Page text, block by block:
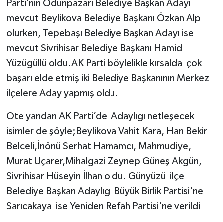
Parti’nin Odunpazarı Belediye Başkan Adayı
mevcut Beylikova Belediye Başkanı Özkan Alp
olurken, Tepebaşı Belediye Başkan Adayı ise
mevcut Sivrihisar Belediye Başkanı Hamid
Yüzügüllü oldu.AK Parti böylelikle kırsalda çok
başarı elde etmiş iki Belediye Başkanının Merkez
ilçelere Aday yapmış oldu.
Öte yandan AK Parti’de Adaylıgı netleşecek
isimler de şöyle;Beylikova Vahit Kara, Han Bekir
Belceli,İnönü Serhat Hamamcı, Mahmudiye,
Murat Uçarer,Mihalgazi Zeynep Güneş Akgün,
Sivrihisar Hüseyin İlhan oldu. Günyüzü ilçe
Belediye Başkan Adaylıgı Büyük Birlik Partisi'ne
Sarıcakaya ise Yeniden Refah Partisi'ne verildi